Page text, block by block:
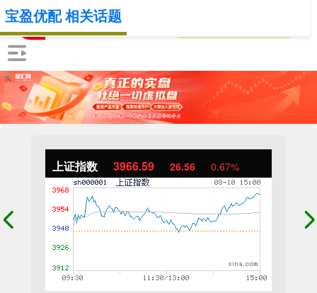
上证指数 3966.59 26.56 0.67%
宝盈优配 相关话题